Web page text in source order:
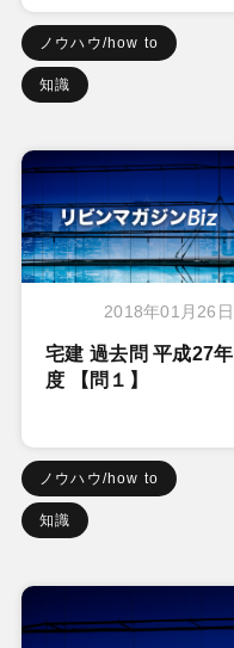
ノウハウ/how to
知識
2018年01月26日
宅建 過去問 平成27年
度 【問１】
ノウハウ/how to
知識